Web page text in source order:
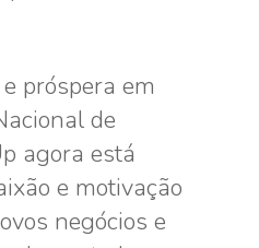
próspera em
de
agora está
e motivação
negócios e